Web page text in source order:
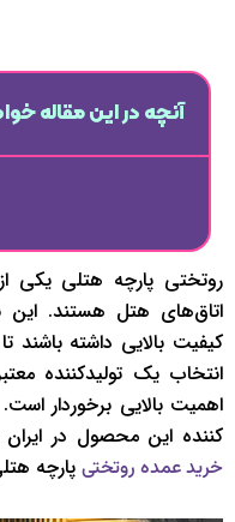
آنچه در این مقاله
روتختی‌ پارچه هتلی یکی
اتاق‌های هتل هستند. این
کیفیت بالایی داشته باشند
انتخاب یک تولیدکننده
اهمیت بالایی برخوردار
کننده این محصول در
خرید عمده روتختی پارچه